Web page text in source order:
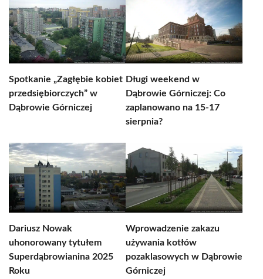
Spotkanie „Zagłębie kobiet
przedsiębiorczych” w
Dąbrowie Górniczej
Długi weekend w
Dąbrowie Górniczej: Co
zaplanowano na 15-17
sierpnia?
Dariusz Nowak
uhonorowany tytułem
Superdąbrowianina 2025
Roku
Wprowadzenie zakazu
używania kotłów
pozaklasowych w Dąbrowie
Górniczej